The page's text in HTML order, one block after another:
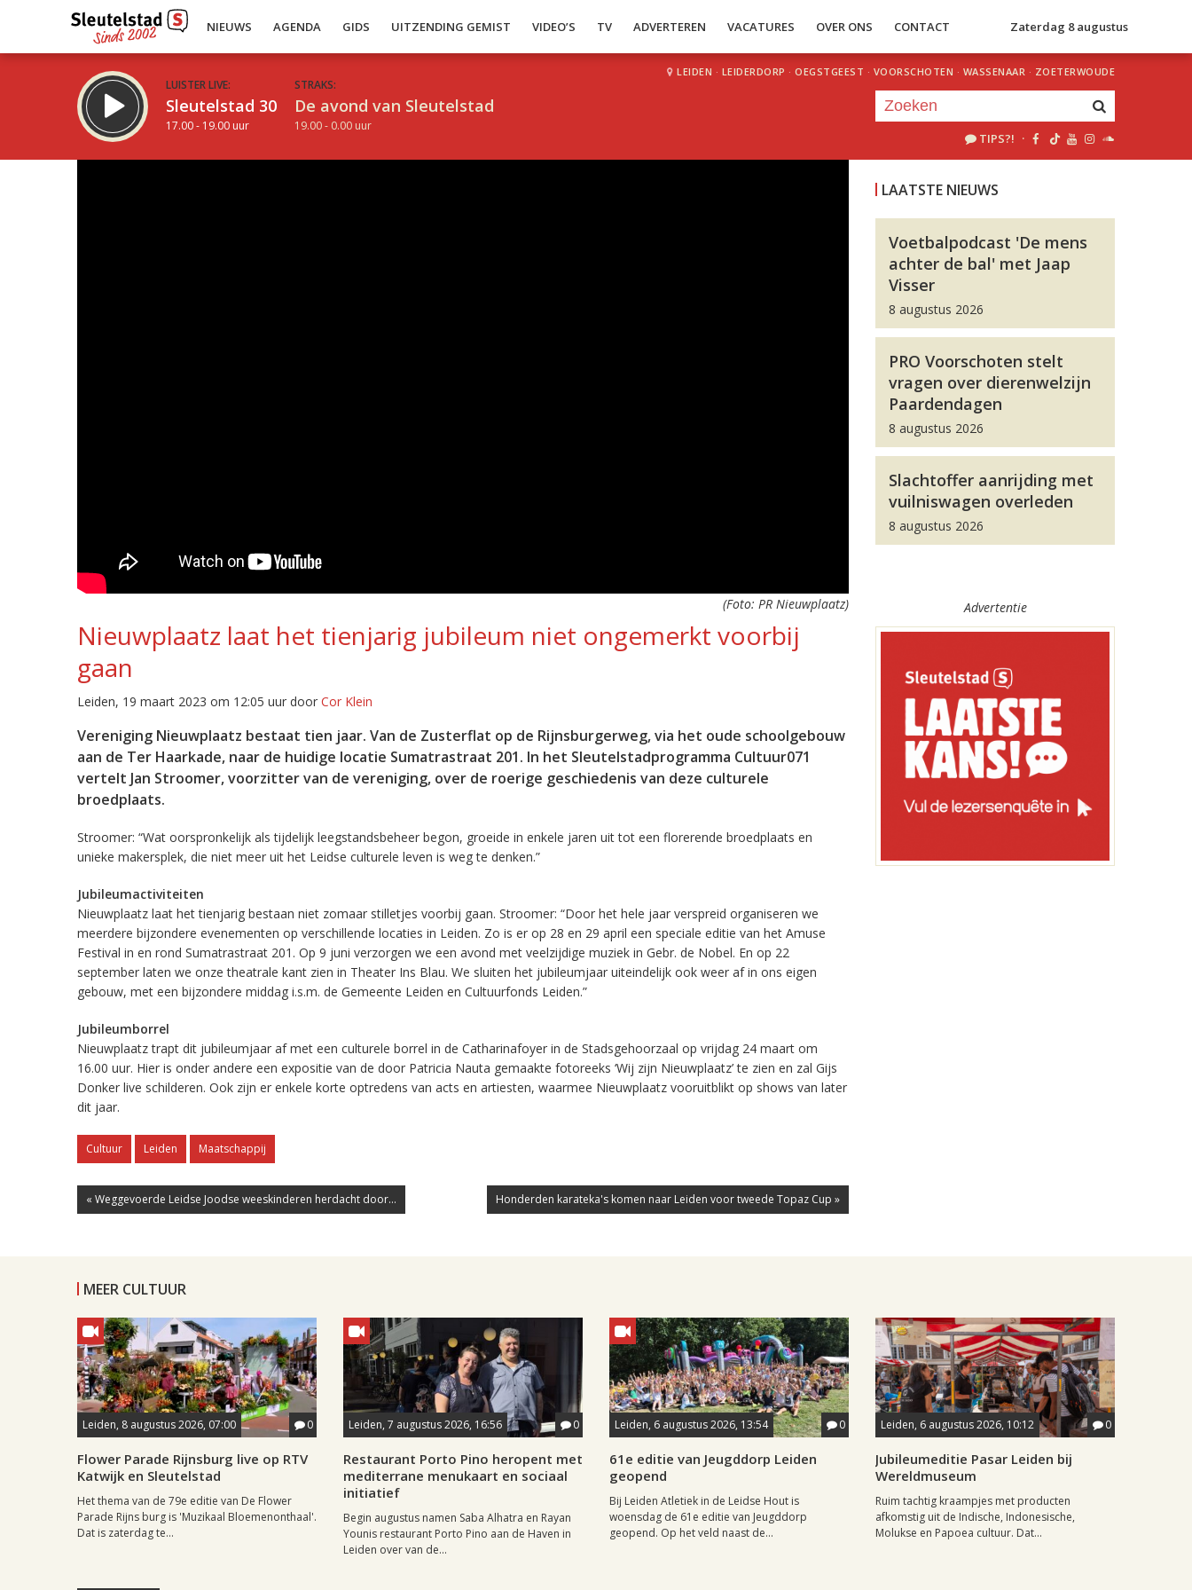
NIEUWS AGENDA GIDS UITZENDING GEMIST VIDEO’S TV ADVERTEREN VACATURES OVER ONS CONTACT Zaterdag 8 augustus
LUISTER LIVE:
Sleutelstad 30
17.00 - 19.00 uur
STRAKS:
De avond van Sleutelstad
19.00 - 0.00 uur
LEIDEN · LEIDERDORP · OEGSTGEEST · VOORSCHOTEN · WASSENAAR · ZOETERWOUDE
TIPS?! ·
(Foto: PR Nieuwplaatz)
Nieuwplaatz laat het tienjarig jubileum niet ongemerkt voorbij
gaan
Leiden, 19 maart 2023 om 12:05 uur door Cor Klein
Vereniging Nieuwplaatz bestaat tien jaar. Van de Zusterflat op de Rijnsburgerweg, via het oude schoolgebouw
aan de Ter Haarkade, naar de huidige locatie Sumatrastraat 201. In het Sleutelstadprogramma Cultuur071
vertelt Jan Stroomer, voorzitter van de vereniging, over de roerige geschiedenis van deze culturele
broedplaats.
Stroomer: “Wat oorspronkelijk als tijdelijk leegstandsbeheer begon, groeide in enkele jaren uit tot een florerende broedplaats en
unieke makersplek, die niet meer uit het Leidse culturele leven is weg te denken.”
Jubileumactiviteiten
Nieuwplaatz laat het tienjarig bestaan niet zomaar stilletjes voorbij gaan. Stroomer: “Door het hele jaar verspreid organiseren we
meerdere bijzondere evenementen op verschillende locaties in Leiden. Zo is er op 28 en 29 april een speciale editie van het Amuse
Festival in en rond Sumatrastraat 201. Op 9 juni verzorgen we een avond met veelzijdige muziek in Gebr. de Nobel. En op 22
september laten we onze theatrale kant zien in Theater Ins Blau. We sluiten het jubileumjaar uiteindelijk ook weer af in ons eigen
gebouw, met een bijzondere middag i.s.m. de Gemeente Leiden en Cultuurfonds Leiden.”
Jubileumborrel
Nieuwplaatz trapt dit jubileumjaar af met een culturele borrel in de Catharinafoyer in de Stadsgehoorzaal op vrijdag 24 maart om
16.00 uur. Hier is onder andere een expositie van de door Patricia Nauta gemaakte fotoreeks ‘Wij zijn Nieuwplaatz’ te zien en zal Gijs
Donker live schilderen. Ook zijn er enkele korte optredens van acts en artiesten, waarmee Nieuwplaatz vooruitblikt op shows van later
dit jaar.
Cultuur Leiden Maatschappij
« Weggevoerde Leidse Joodse weeskinderen herdacht door... Honderden karateka's komen naar Leiden voor tweede Topaz Cup »
LAATSTE NIEUWS
Voetbalpodcast 'De mens
achter de bal' met Jaap
Visser
8 augustus 2026
PRO Voorschoten stelt
vragen over dierenwelzijn
Paardendagen
8 augustus 2026
Slachtoffer aanrijding met
vuilniswagen overleden
8 augustus 2026
Advertentie
MEER CULTUUR
Leiden, 8 augustus 2026, 07:00 0
Flower Parade Rijnsburg live op RTV
Katwijk en Sleutelstad
Het thema van de 79e editie van De Flower
Parade Rijns burg is 'Muzikaal Bloemenonthaal'.
Dat is zaterdag te...
Leiden, 7 augustus 2026, 16:56 0
Restaurant Porto Pino heropent met
mediterrane menukaart en sociaal
initiatief
Begin augustus namen Saba Alhatra en Rayan
Younis restaurant Porto Pino aan de Haven in
Leiden over van de...
Leiden, 6 augustus 2026, 13:54 0
61e editie van Jeugddorp Leiden
geopend
Bij Leiden Atletiek in de Leidse Hout is
woensdag de 61e editie van Jeugddorp
geopend. Op het veld naast de...
Leiden, 6 augustus 2026, 10:12 0
Jubileumeditie Pasar Leiden bij
Wereldmuseum
Ruim tachtig kraampjes met producten
afkomstig uit de Indische, Indonesische,
Molukse en Papoea cultuur. Dat...